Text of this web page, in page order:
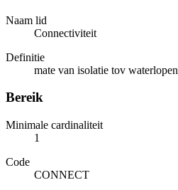
Naam lid
Connectiviteit
Definitie
mate van isolatie tov waterlopen
Bereik
Minimale cardinaliteit
1
Code
CONNECT